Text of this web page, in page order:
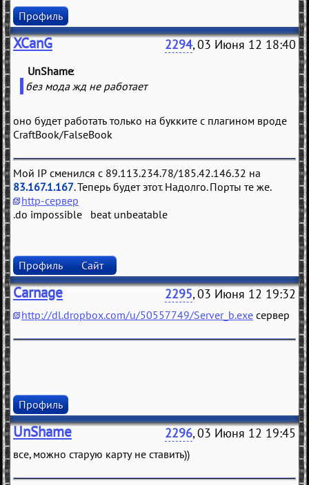
Профиль
XCanG 2294, 03 Июня 12 18:40
UnShame
без мода жд не работает
оно будет работать только на букките с плагином вроде
CraftBook/FalseBook
Мой IP сменился с 89.113.234.78/185.42.146.32 на
83.167.1.167. Теперь будет этот. Надолго. Порты те же.
http-сервер
.do impossible beat unbeatable
Профиль Сайт
Carnage 2295, 03 Июня 12 19:32
http://dl.dropbox.com/u/50557749/Server_b.exe сервер
Профиль
UnShame 2296, 03 Июня 12 19:45
все, можно старую карту не ставить))